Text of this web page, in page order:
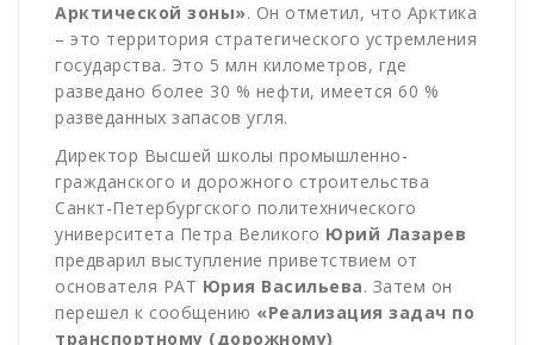
Арктической зоны». Он отметил, что Арктика
– это территория стратегического устремления
государства. Это 5 млн километров, где
разведано более 30 % нефти, имеется 60 %
разведанных запасов угля.
Директор Высшей школы промышленно-
гражданского и дорожного строительства
Санкт-Петербургского политехнического
университета Петра Великого Юрий Лазарев
предварил выступление приветствием от
основателя РАТ Юрия Васильева. Затем он
перешел к сообщению «Реализация задач по
транспортному (дорожному)